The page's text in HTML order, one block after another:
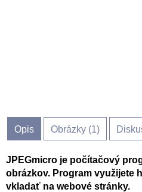
Opis Obrázky (1)
JPEGmicro je počítačový
obrázkov. Program využijete
vkladať na webové stránky.